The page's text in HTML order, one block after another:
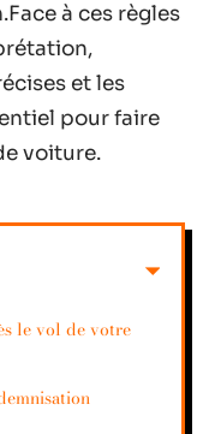
à ces règles
et les
pour faire
voiture.
le vol de votre